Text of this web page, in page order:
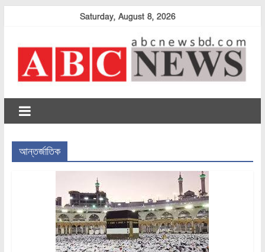
Saturday, August 8, 2026
abcnewsbd
আন্তর্জাতিক